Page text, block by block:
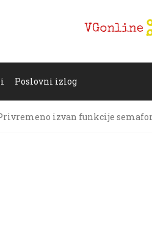
Poslovni izlog
izvan funkcije